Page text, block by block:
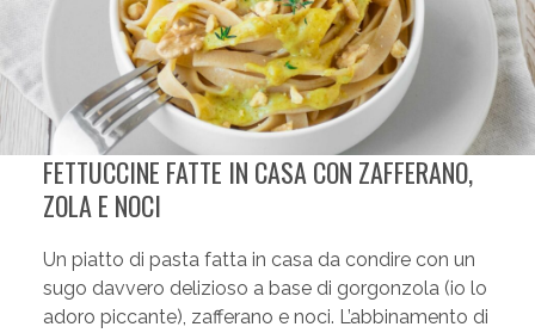
FETTUCCINE FATTE IN CASA CON ZAFFERANO,
ZOLA E NOCI
Un piatto di pasta fatta in casa da condire con un
sugo davvero delizioso a base di gorgonzola (io lo
adoro piccante), zafferano e noci. L’abbinamento di